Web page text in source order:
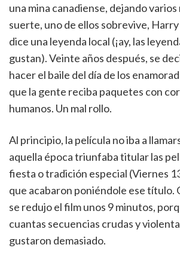
una mina canadiense, dejando
suerte, uno de ellos sobrevive,
dice una leyenda local (¡ay, las
gustan). Veinte años después, se
hacer el baile del día de los
que la gente reciba paquetes con
humanos. Un mal rollo.
Al principio, la película no iba a
aquella época triunfaba titular las
fiesta o tradición especial (Viernes
que acabaron poniéndole ese título.
se redujo el film unos 9 minutos,
cuantas secuencias crudas y
gustaron demasiado.